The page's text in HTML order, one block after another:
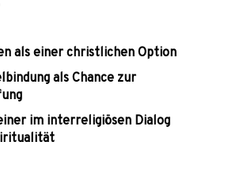
als einer christlichen Option
als Chance zur
im interreligiösen Dialog